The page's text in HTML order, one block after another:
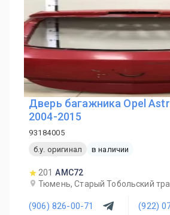
Дверь багажника Opel
2004-2015
93184005
б.у. оригинал
в наличии
201 AMC72
Тюмень, Старый Тобольский
(906) 826-00-71 (922)